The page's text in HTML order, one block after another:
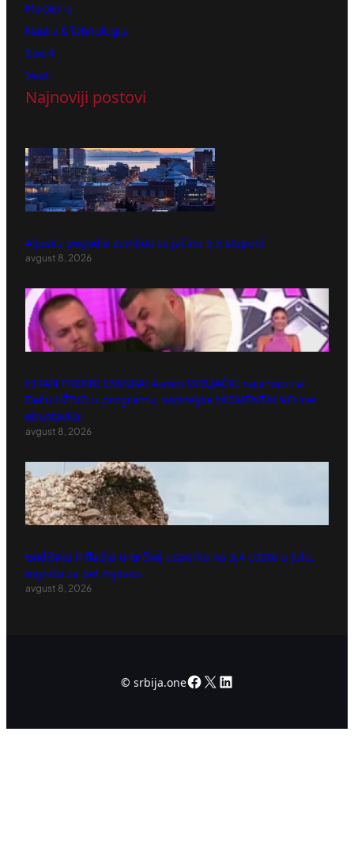
Medicina
Nauka & Tehnologija
Sport
Vesti
Najnoviji postovi
Aljasku pogodio zemljotres jačine 5,5 stepeni
avgust 8, 2026
HITAN PREKID EMISIJA! Asmin DIVLJAČKI nasrnuo na
Daču UŽIVO u programu, voditeljka MOMENTALNO sve
obustavila!
avgust 8, 2026
Godišnja inflacija u Grčkoj usporila na 3,4 odsto u julu,
najniža za pet mjeseci
avgust 8, 2026
© srbija.oneFacebook
X LinkedIn